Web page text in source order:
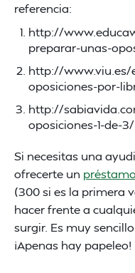
referencia:
http://
preparar-unas-
http://www.viu.es/
oposiciones-por-
http://
oposiciones-1-de-3/
Si necesitas una
ofrecerte un
(300 si es la primera
hacer frente a
surgir. Es muy
¡Apenas hay papeleo!